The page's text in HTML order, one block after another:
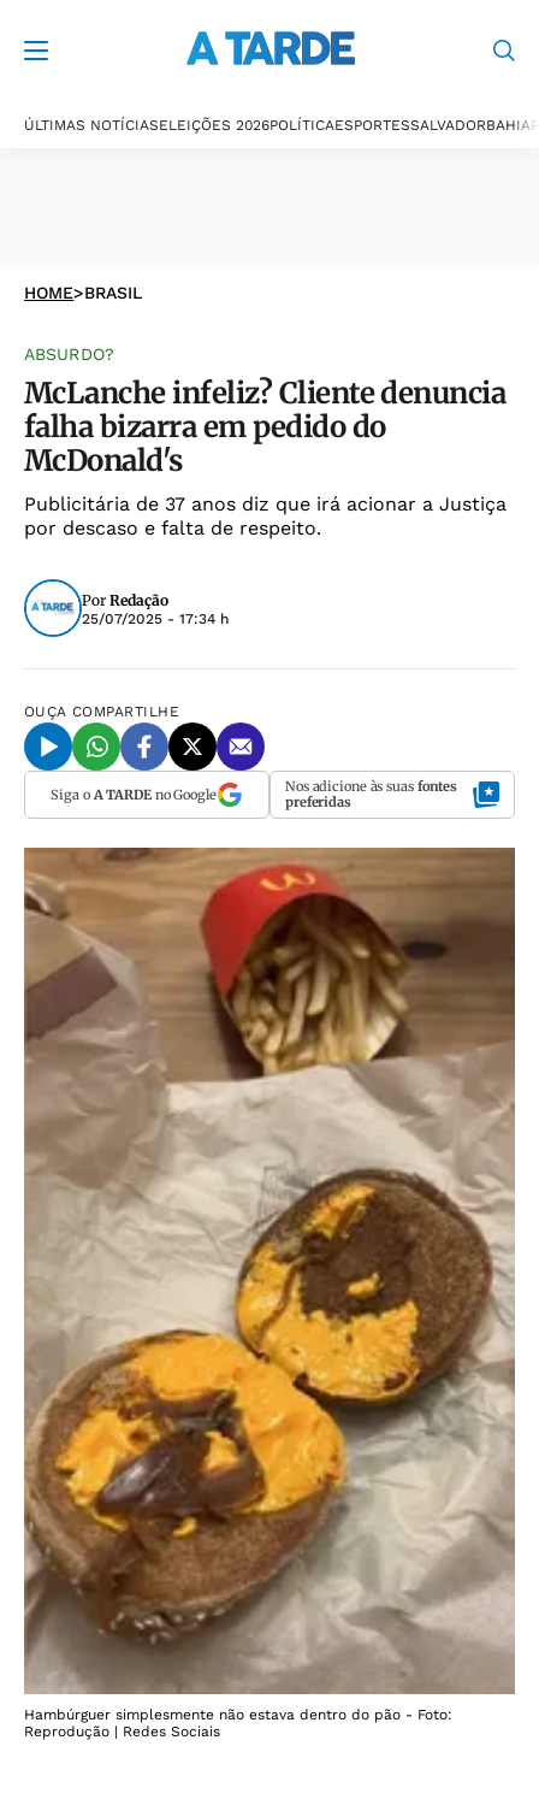
ÚLTIMAS NOTÍCIASELEIÇÕES 2026POLÍTICAESPORTESSALVADORBAHIA
HOME>BRASIL
ABSURDO?
McLanche infeliz? Cliente denuncia
falha bizarra em pedido do
McDonald's
Publicitária de 37 anos diz que irá acionar a Justiça
por descaso e falta de respeito.
Por Redação
25/07/2025 - 17:34 h
OUÇA COMPARTILHE
Siga o A TARDEno Google Nos adicione às suas fontes
preferidas
Hambúrguer simplesmente não estava dentro do pão - Foto:
Reprodução | Redes Sociais